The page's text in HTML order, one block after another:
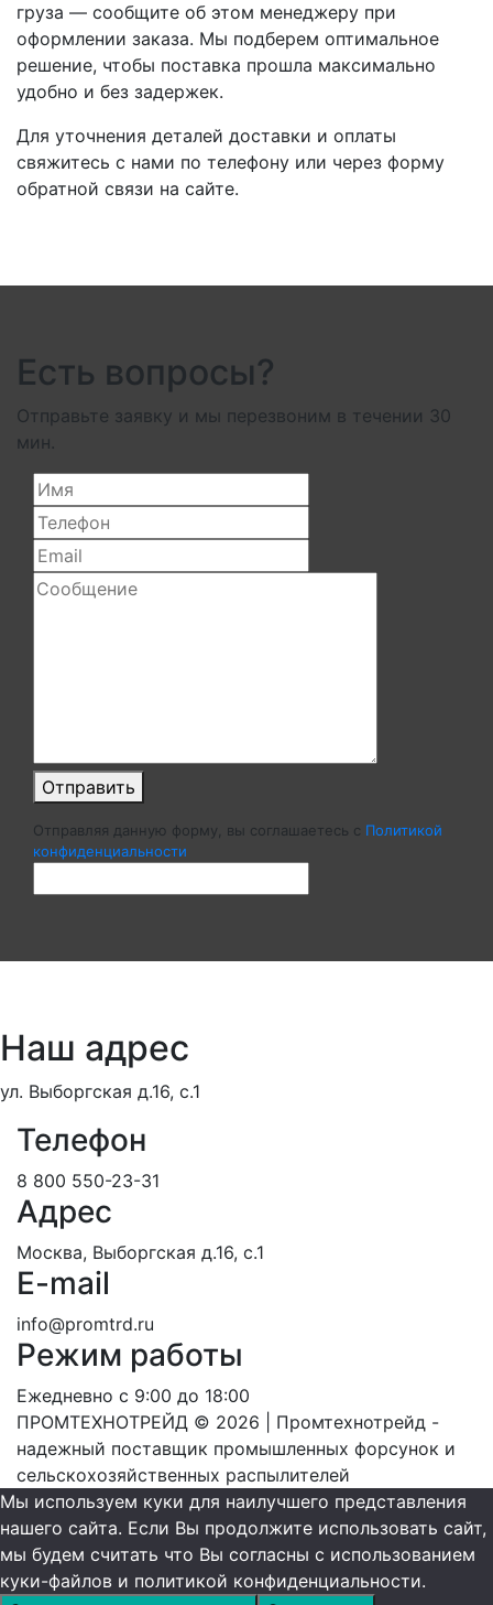
груза — сообщите об этом менеджеру при
оформлении заказа. Мы подберем оптимальное
решение, чтобы поставка прошла максимально
удобно и без задержек.
Для уточнения деталей доставки и оплаты
свяжитесь с нами по телефону или через форму
обратной связи на сайте.
Есть вопросы?
Отправьте заявку и мы перезвоним в течении 30
мин.
Отправить
Отправляя данную форму, вы соглашаетесь c Политикой
конфиденциальности
Наш адрес
ул. Выборгская д.16, с.1
Телефон
8 800 550-23-31
Адрес
Москва, Выборгская д.16, с.1
E-mail
info@promtrd.ru
Режим работы
Ежедневно с 9:00 до 18:00
ПРОМТЕХНОТРЕЙД © 2026 | Промтехнотрейд -
надежный поставщик промышленных форсунок и
сельскохозяйственных распылителей
Мы используем куки для наилучшего представления
нашего сайта. Если Вы продолжите использовать сайт,
мы будем считать что Вы согласны с использованием
куки-файлов и политикой конфиденциальности.